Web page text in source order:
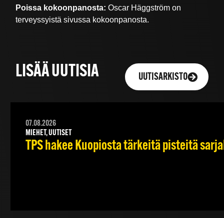
Poissa kokoonpanosta: Oscar Häggström on
terveyssyistä sivussa kokoonpanosta.
LISÄÄ UUTISIA UUTISARKISTO
07.08.2026
MIEHET, UUTISET
TPS hakee Kuopiosta tärkeitä pisteitä